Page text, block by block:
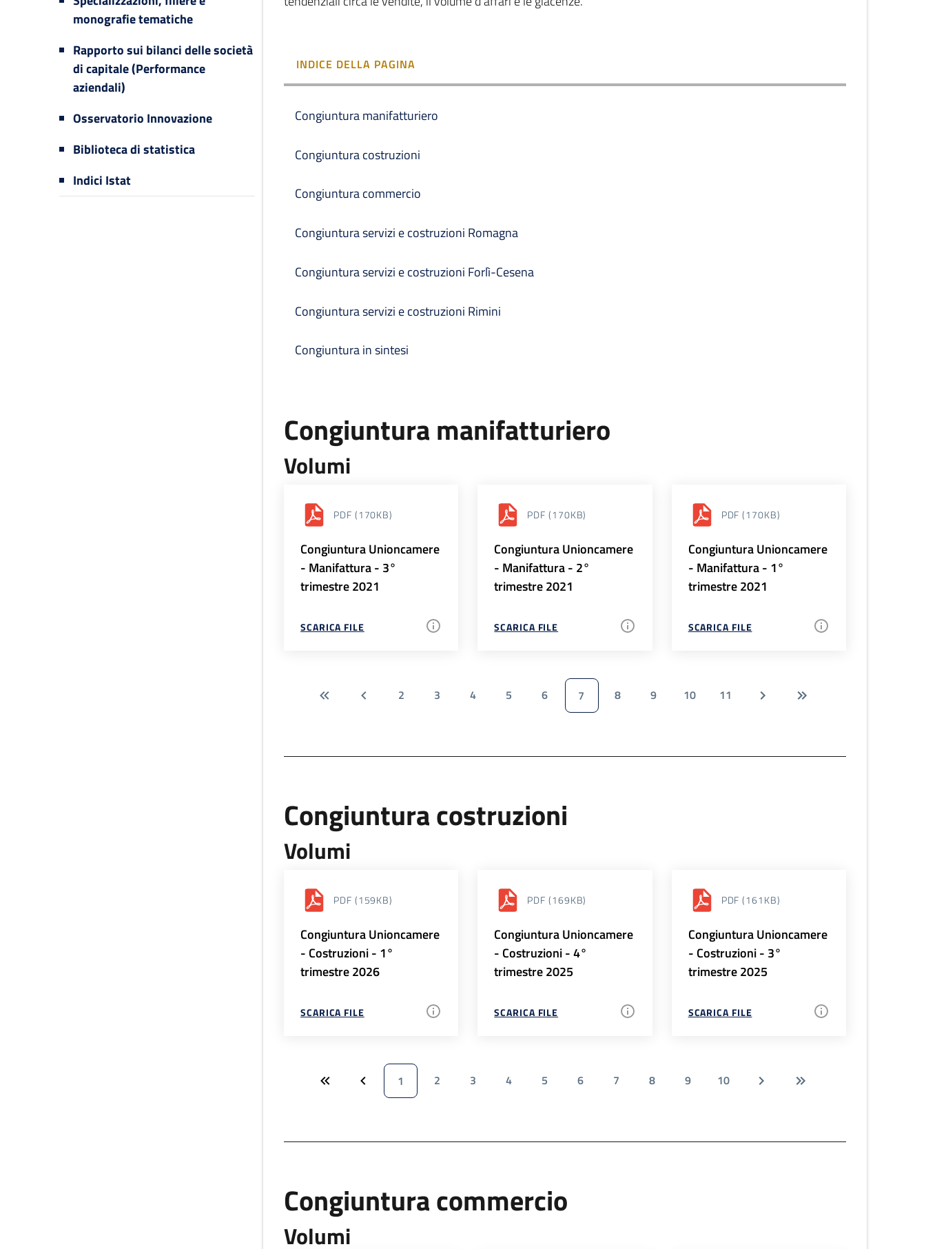
monografie tematiche
Rapporto sui bilanci delle società
di capitale (Performance
aziendali)
Osservatorio Innovazione
Biblioteca di statistica
Indici Istat
INDICE DELLA PAGINA
Congiuntura manifatturiero
Congiuntura costruzioni
Congiuntura commercio
Congiuntura servizi e costruzioni Romagna
Congiuntura servizi e costruzioni Forlì-Cesena
Congiuntura servizi e costruzioni Rimini
Congiuntura in sintesi
Congiuntura manifatturiero
Volumi
PDF (170KB)
Congiuntura Unioncamere
- Manifattura - 3°
trimestre 2021
SCARICA FILE
PDF (170KB)
Congiuntura Unioncamere
- Manifattura - 2°
trimestre 2021
SCARICA FILE
PDF (170KB)
Congiuntura Unioncamere
- Manifattura - 1°
trimestre 2021
SCARICA FILE
2 3 4 5 6 7 8 9 10 11
Congiuntura costruzioni
Volumi
PDF (159KB)
Congiuntura Unioncamere
- Costruzioni - 1°
trimestre 2026
SCARICA FILE
PDF (169KB)
Congiuntura Unioncamere
- Costruzioni - 4°
trimestre 2025
SCARICA FILE
PDF (161KB)
Congiuntura Unioncamere
- Costruzioni - 3°
trimestre 2025
SCARICA FILE
1 2 3 4 5 6 7 8 9 10
Congiuntura commercio
Volumi